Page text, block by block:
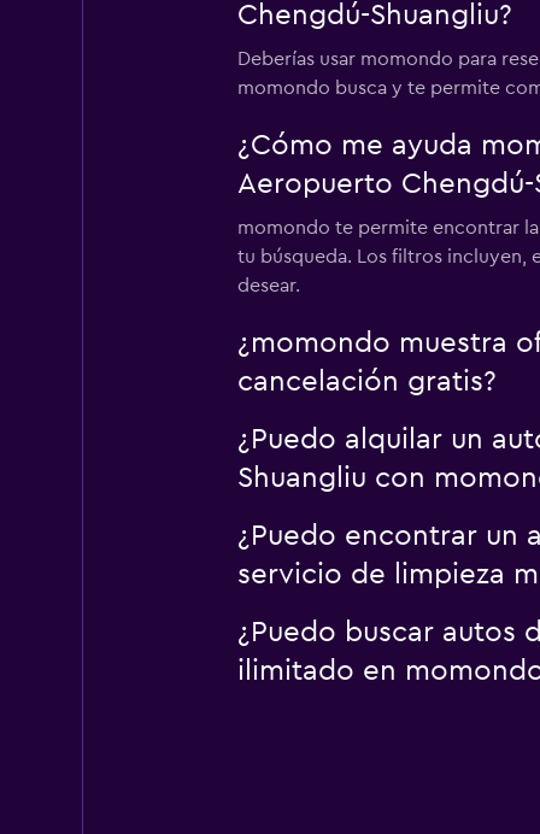
Chengdú-Shuangliu?
Deberías usar momondo para
momondo busca y te permite
¿Cómo me ayuda
Aeropuerto Chengdú-
momondo te permite encontrar
tu búsqueda. Los filtros incluyen,
desear.
¿momondo muestra
cancelación gratis?
¿Puedo alquilar un
Shuangliu con
¿Puedo encontrar un
servicio de limpieza
¿Puedo buscar autos
ilimitado en